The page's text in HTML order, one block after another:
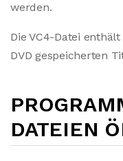
werden.
Die VC4-Datei
DVD gespeicherten
DATEIEN